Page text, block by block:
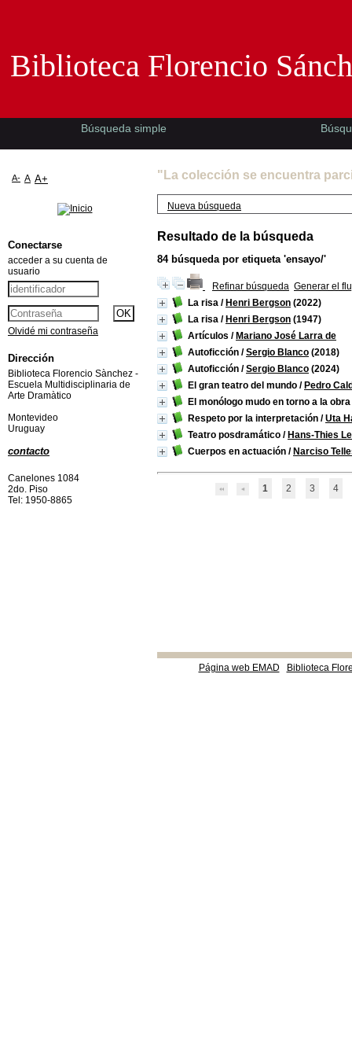
"La colección se encuentra
Nueva búsqueda
Resultado de la búsqueda
84búsqueda por etiqueta 'ensayo/'
Refinar búsqueda Generar el
La risa / Henri Bergson (2022)
La risa / Henri Bergson (1947)
Artículos / Mariano José Larra de
Autoficción /Sergio Blanco (2018)
Autoficción /Sergio Blanco (2024)
El gran teatro del mundo / Pedro
El monólogo mudo en torno a la
Respeto por la interpretación /Uta
Teatro posdramático / Hans-Thies
Cuerpos en actuación / Narciso
1 2 3 4
Página web EMAD Biblioteca
Biblioteca Florencio
Búsqueda simple
A- A A+
Conectarse
acceder a su cuenta de
usuario
Olvidé mi contraseña
Dirección
Biblioteca Florencio Sànchez -
Escuela Multidisciplinaria de
Arte Dramàtico
Montevideo
Uruguay
contacto
Canelones 1084
2do. Piso
Tel: 1950-8865